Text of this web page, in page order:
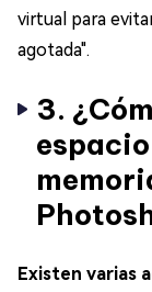
virtual para
agotada".
3.
Existen varias